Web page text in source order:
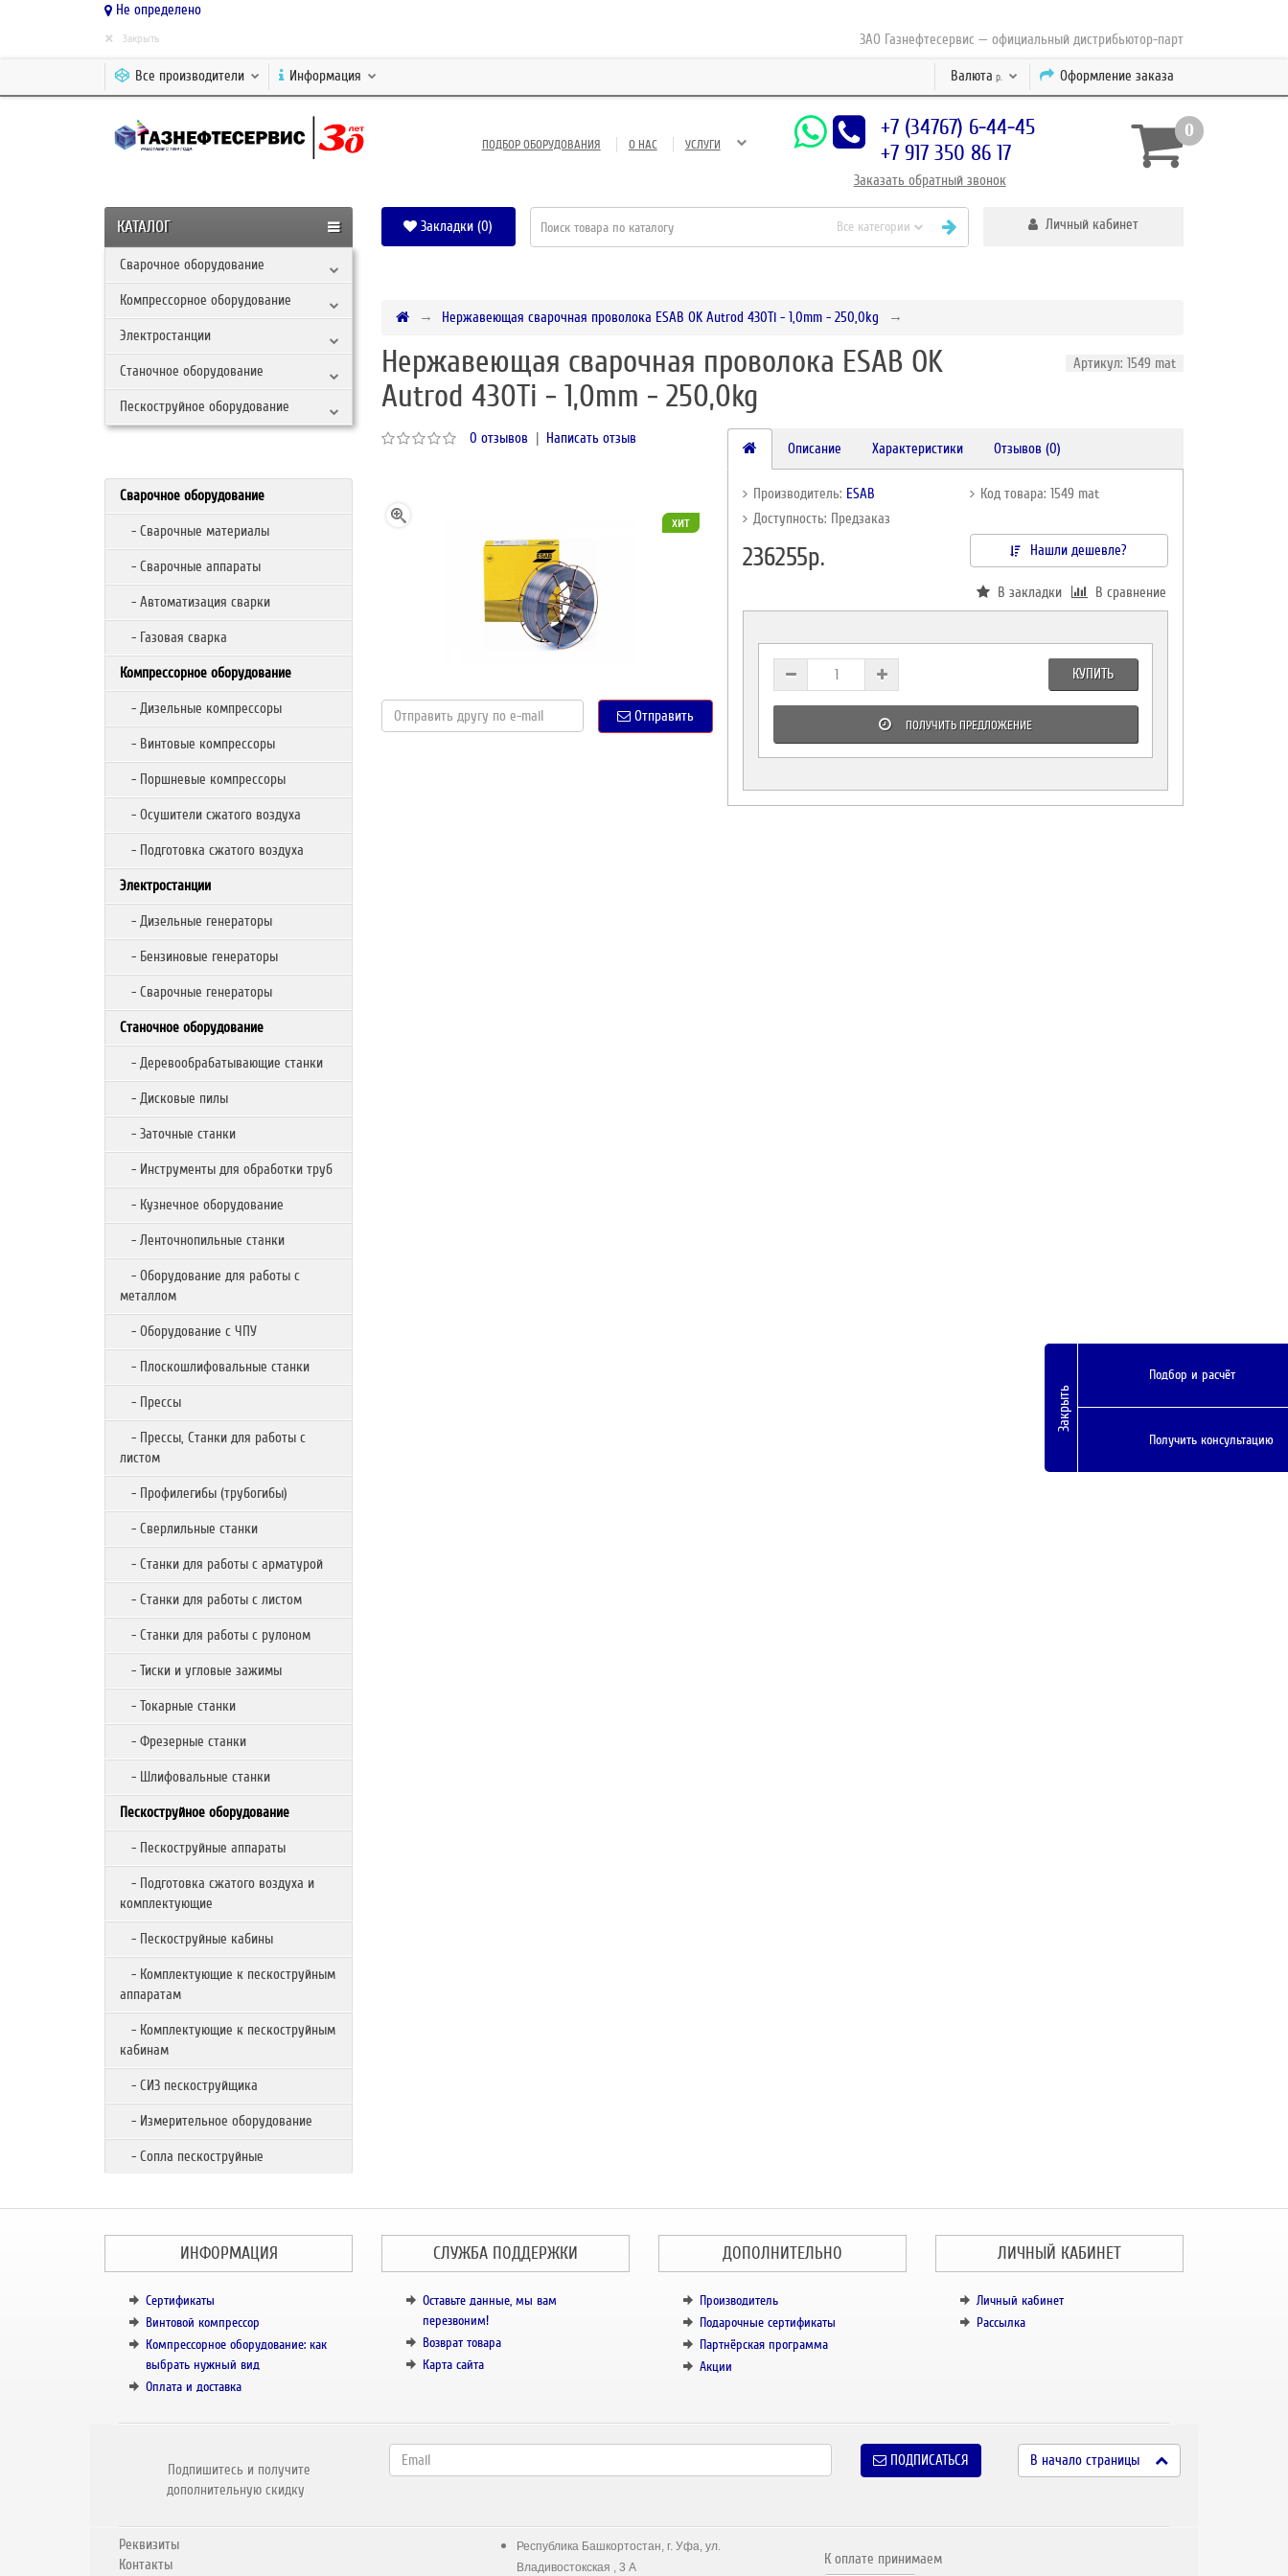
Не определено
ЗАО Газнефтесервис — официальный дистрибьютор-партнер концерна ESAB с
× Закрыть
Оформление заказа
Валюта р.
Все производители Информация
ПОДБОР ОБОРУДОВАНИЯ О НАС УСЛУГИ
+7 (34767) 6-44-45
+7 917 350 86 17
Заказать обратный звонок
0
КАТАЛОГ
Сварочное оборудование
Компрессорное оборудование
Электростанции
Станочное оборудование
Пескоструйное оборудование
Закладки (0) Все категории Личный кабинет
Сварочное оборудование
- Сварочные материалы
- Сварочные аппараты
- Автоматизация сварки
- Газовая сварка
Компрессорное оборудование
- Дизельные компрессоры
- Винтовые компрессоры
- Поршневые компрессоры
- Осушители сжатого воздуха
- Подготовка сжатого воздуха
Электростанции
- Дизельные генераторы
- Бензиновые генераторы
- Сварочные генераторы
Станочное оборудование
- Деревообрабатывающие станки
- Дисковые пилы
- Заточные станки
- Инструменты для обработки труб
- Кузнечное оборудование
- Ленточнопильные станки
- Оборудование для работы с
металлом
- Оборудование с ЧПУ
- Плоскошлифовальные станки
- Прессы
- Прессы, Станки для работы с
листом
- Профилегибы (трубогибы)
- Сверлильные станки
- Станки для работы с арматурой
- Станки для работы с листом
- Станки для работы с рулоном
- Тиски и угловые зажимы
- Токарные станки
- Фрезерные станки
- Шлифовальные станки
Пескоструйное оборудование
- Пескоструйные аппараты
- Подготовка сжатого воздуха и
комплектующие
- Пескоструйные кабины
- Комплектующие к пескоструйным
аппаратам
- Комплектующие к пескоструйным
кабинам
- СИЗ пескоструйщика
- Измерительное оборудование
- Сопла пескоструйные
Нержавеющая сварочная проволока ESAB OK Autrod 430Ti - 1,0mm - 250,0kg
Нержавеющая сварочная проволока ESAB OK
Autrod 430Ti - 1,0mm - 250,0kg
Артикул: 1549 mat
0 отзывов | Написать отзыв
хит
Отправить
Описание Характеристики Отзывов (0)
Производитель: ESAB
Код товара: 1549 mat
Доступность: Предзаказ
236255р. Нашли дешевле?
В закладки В сравнение
КУПИТЬ
ПОЛУЧИТЬ ПРЕДЛОЖЕНИЕ
ИНФОРМАЦИЯ
Сертификаты
Винтовой компрессор
Компрессорное оборудование: как
выбрать нужный вид
Оплата и доставка
СЛУЖБА ПОДДЕРЖКИ
Оставьте данные, мы вам
перезвоним!
Возврат товара
Карта сайта
ДОПОЛНИТЕЛЬНО
Производитель
Подарочные сертификаты
Партнёрская программа
Акции
ЛИЧНЫЙ КАБИНЕТ
Личный кабинет
Рассылка
Подпишитесь и получите
дополнительную скидку
ПОДПИСАТЬСЯ В начало страницы
Реквизиты
Контакты
Республика Башкортостан, г. Уфа, ул.
Владивостокская , 3 А
К оплате принимаем
Закрыть
Подбор и расчёт
Получить консультацию